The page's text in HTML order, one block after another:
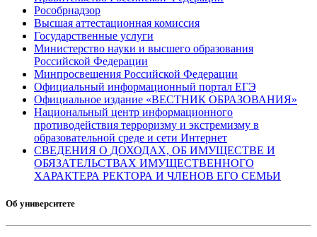
Рособрнадзор
Высшая аттестационная комиссия
Государственные услуги
Министерство науки и высшего образования
Российской Федерации
Минпросвещения Российской Федерации
Официальный информационный портал ЕГЭ
Официальное издание «ВЕСТНИК ОБРАЗОВАНИЯ»
Национальный центр информационного
противодействия терроризму и экстремизму в
образовательной среде и сети Интернет
СВЕДЕНИЯ О ДОХОДАХ, ОБ ИМУЩЕСТВЕ И
ОБЯЗАТЕЛЬСТВАХ ИМУЩЕСТВЕННОГО
ХАРАКТЕРА РЕКТОРА И ЧЛЕНОВ ЕГО СЕМЬИ
Об университете